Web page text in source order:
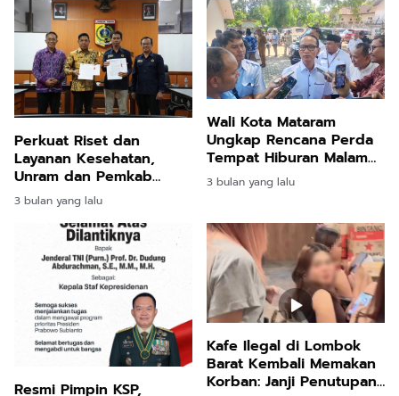
Perkuat Riset dan
Layanan Kesehatan,
Unram dan Pemkab
Lotim Bangun ITSRC dan
Klinik Kelautan
3 bulan yang lalu
Wali Kota Mataram
Ungkap Rencana Perda
Tempat Hiburan Malam
di Halal bi Halal PWI NTB
3 bulan yang lalu
Resmi Pimpin KSP,
Kafe Ilegal di Lombok
Barat Kembali Memakan
Korban: Janji Penutupan